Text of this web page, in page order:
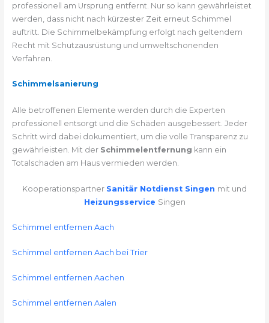
professionell am Ursprung entfernt. Nur so kann gewährleistet
werden, dass nicht nach kürzester Zeit erneut Schimmel
auftritt. Die Schimmelbekämpfung erfolgt nach geltendem
Recht mit Schutzausrüstung und umweltschonenden
Verfahren.
Schimmelsanierung
Alle betroffenen Elemente werden durch die Experten
professionell entsorgt und die Schäden ausgebessert. Jeder
Schritt wird dabei dokumentiert, um die volle Transparenz zu
gewährleisten. Mit der Schimmelentfernung kann ein
Totalschaden am Haus vermieden werden.
Kooperationspartner Sanitär Notdienst Singen mit und
Heizungsservice Singen
Schimmel entfernen Aach
Schimmel entfernen Aach bei Trier
Schimmel entfernen Aachen
Schimmel entfernen Aalen